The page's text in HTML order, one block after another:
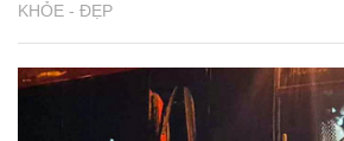
KHỎE - ĐẸP